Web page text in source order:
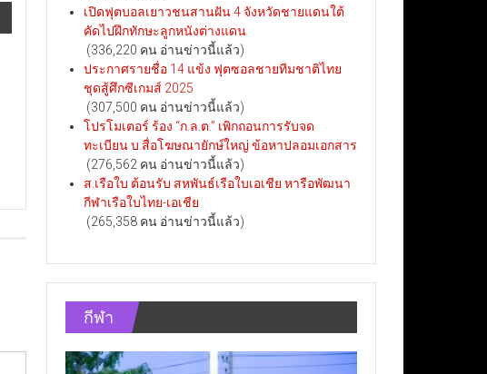
เปิดฟุตบอลเยาวชนสานฝัน 4 จังหวัดชายแดนใต้
คัดไปฝึกทักษะลูกหนังต่างแดน
(336,220 คน อ่านข่าวนี้แล้ว)
ประกาศรายชื่อ 14 แข้ง ฟุตซอลชายทีมชาติไทย
ชุดสู้ศึกซีเกมส์ 2025
(307,500 คน อ่านข่าวนี้แล้ว)
โปรโมเตอร์ ร้อง “ก.ล.ต.” เพิกถอนการรับจด
ทะเบียน บ.สื่อโฆษณายักษ์ใหญ่ ข้อหาปลอมเอกสาร
(276,562 คน อ่านข่าวนี้แล้ว)
ส.เรือใบ ต้อนรับ สหพันธ์เรือใบเอเชีย หารือพัฒนา
กีฬาเรือใบไทย-เอเชีย
(265,358 คน อ่านข่าวนี้แล้ว)
กีฬา